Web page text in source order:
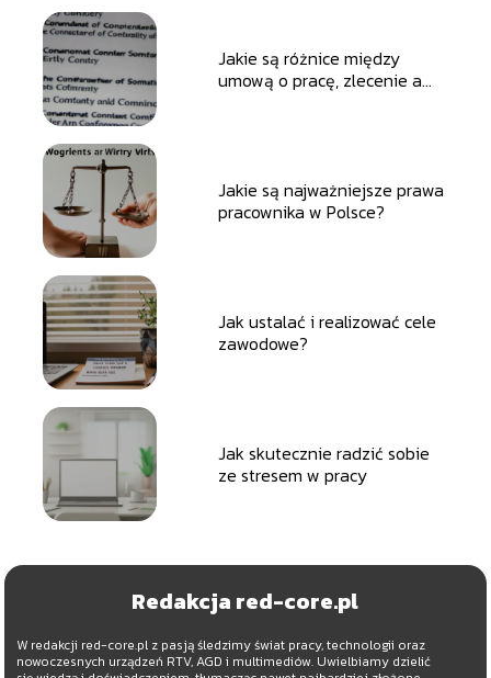
Jakie są różnice między
umową o pracę, zlecenie a
Jakie są najważniejsze prawa
pracownika w Polsce?
Jak ustalać i realizować cele
zawodowe?
Jak skutecznie radzić sobie
ze stresem w pracy
Redakcja red-core.pl
W redakcji red-core.pl z pasją śledzimy świat pracy, technologii oraz
nowoczesnych urządzeń RTV, AGD i multimediów. Uwielbiamy dzielić